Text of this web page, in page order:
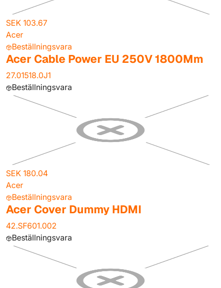
SEK 103.67
Acer
Beställningsvara
Acer Cable Power EU 250V 1800Mm
27.01518.0J1
Beställningsvara
SEK 180.04
Acer
Beställningsvara
Acer Cover Dummy HDMI
42.SF601.002
Beställningsvara